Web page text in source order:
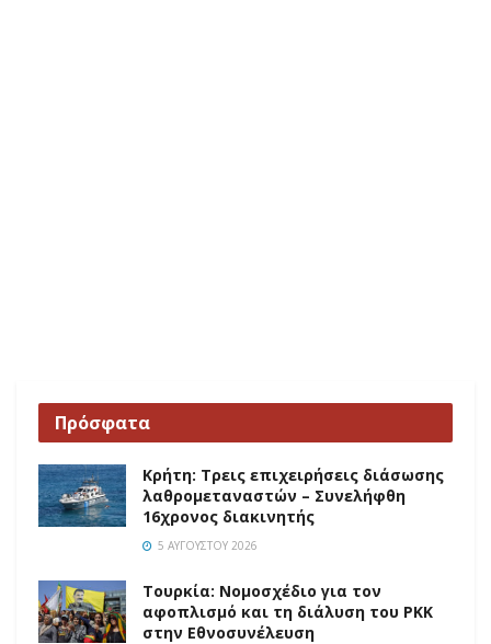
Πρόσφατα
Κρήτη: Τρεις επιχειρήσεις διάσωσης
λαθρομεταναστών – Συνελήφθη
16χρονος διακινητής
5 ΑΥΓΟΎΣΤΟΥ 2026
Τουρκία: Νομοσχέδιο για τον
αφοπλισμό και τη διάλυση του PKK
στην Εθνοσυνέλευση